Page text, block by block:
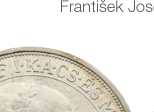
František